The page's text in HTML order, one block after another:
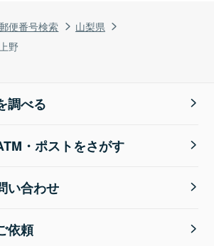
便番号検索
山梨県
上野
調べる
・ポストをさがす
い合わせ
依頼